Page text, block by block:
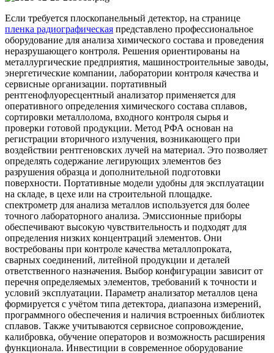
Если требуется плоскопанельный детектор, на странице
пленка радиографическая представлено профессиональное
оборудование для анализа химического состава и проведения
неразрушающего контроля. Решения ориентированы на
металлургические предприятия, машиностроительные заводы,
энергетические компании, лаборатории контроля качества и
сервисные организации. портативный
рентгенофлуоресцентный анализатор применяется для
оперативного определения химического состава сплавов,
сортировки металлолома, входного контроля сырья и
проверки готовой продукции. Метод РФА основан на
регистрации вторичного излучения, возникающего при
воздействии рентгеновских лучей на материал. Это позволяет
определять содержание легирующих элементов без
разрушения образца и дополнительной подготовки
поверхности. Портативные модели удобны для эксплуатации
на складе, в цехе или на строительной площадке.
спектрометр для анализа металлов используется для более
точного лабораторного анализа. Эмиссионные приборы
обеспечивают высокую чувствительность и подходят для
определения низких концентраций элементов. Они
востребованы при контроле качества металлопроката,
сварных соединений, литейной продукции и деталей
ответственного назначения. Выбор конфигурации зависит от
перечня определяемых элементов, требований к точности и
условий эксплуатации. Параметр анализатор металлов цена
формируется с учётом типа детектора, диапазона измерений,
программного обеспечения и наличия встроенных библиотек
сплавов. Также учитываются сервисное сопровождение,
калибровка, обучение операторов и возможность расширения
функционала. Инвестиции в современное оборудование